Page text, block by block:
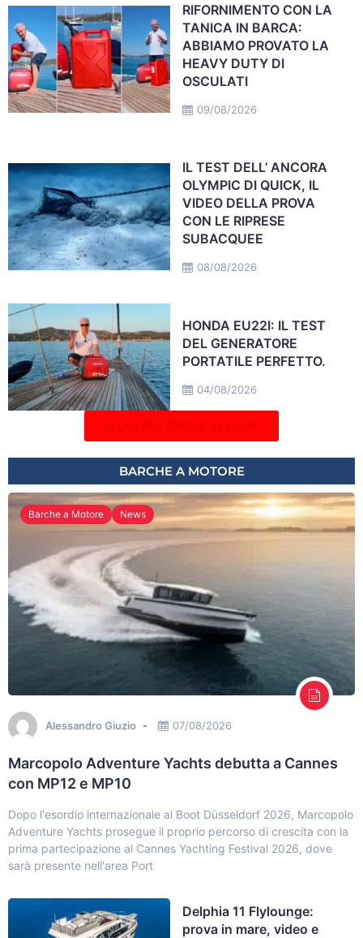
09/08/2026
RIFORNIMENTO CON LA
TANICA IN BARCA:
ABBIAMO PROVATO LA
HEAVY DUTY DI
OSCULATI
08/08/2026
IL TEST DELL’ ANCORA
OLYMPIC DI QUICK, IL
VIDEO DELLA PROVA
CON LE RIPRESE
SUBACQUEE
04/08/2026
HONDA EU22I: IL TEST
DEL GENERATORE
PORTATILE PERFETTO.
BARCHE A MOTORE
Barche a Motore News
Alessandro Giuzio 07/08/2026
Marcopolo Adventure Yachts debutta a Cannes
con MP12 e MP10
Dopo l'esordio internazionale al Boot Düsseldorf 2026, Marcopolo
Adventure Yachts prosegue il proprio percorso di crescita con la
prima partecipazione al Cannes Yachting Festival 2026, dove
sarà presente nell'area Port
Delphia 11 Flylounge:
prova in mare, video e